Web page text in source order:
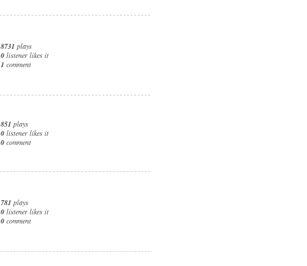
8731 plays
0 listener likes it
1 comment
851 plays
0 listener likes it
0 comment
781 plays
0 listener likes it
0 comment